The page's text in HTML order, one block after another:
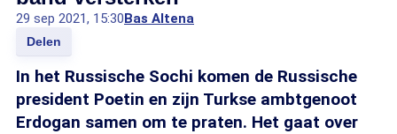
29 sep 2021, 15:30Bas Altena
Delen
In het Russische Sochi komen de Russische
president Poetin en zijn Turkse ambtgenoot
Erdogan samen om te praten. Het gaat over